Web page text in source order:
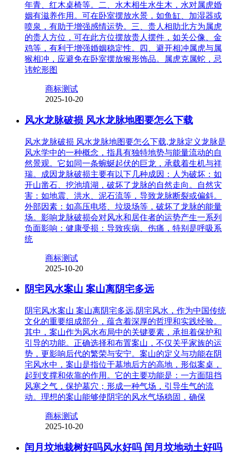
年青、红木桌椅等。二、水木相生水生木，水对属虎婚
姻有滋养作用。可在卧室摆放水景，如鱼缸、加湿器或
喷泉，有助于增强感情运势。三、贵人相助北方为属虎
的贵人方位，可在此方位摆放贵人摆件，如关公像、金
鸡等，有利于增强婚姻稳定性。四、避开相冲属虎与属
猴相冲，应避免在卧室摆放猴形饰品。属虎克属蛇，忌
讳蛇形图
商标测试
2025-10-20
风水龙脉破损 风水龙脉地图要怎么下载
风水龙脉破损 风水龙脉地图要怎么下载,龙脉定义龙脉是
风水学中的一种概念，指具有独特地势与能量流动的自
然景观。它如同一条蜿蜒起伏的巨龙，承载着生机与祥
瑞。成因龙脉破损主要有以下几种成因：人为破坏：如
开山凿石、挖池填湖，破坏了龙脉的自然走向。自然灾
害：如地震、洪水、泥石流等，导致龙脉断裂或偏斜。
外部因素：如高压电塔、垃圾场等，破坏了龙脉的能量
场。影响龙脉破损会对风水和居住者的运势产生一系列
负面影响：健康受损：导致疾病、伤痛，特别是呼吸系
统
商标测试
2025-10-20
阴宅风水案山 案山离阴宅多远
阴宅风水案山 案山离阴宅多远,阴宅风水，作为中国传统
文化的重要组成部分，蕴含着深厚的哲理和实践经验。
其中，案山作为风水布局中的关键要素，承担着保护和
引导的功能。正确选择和布置案山，不仅关乎家族的运
势，更影响后代的繁荣与安宁。案山的定义与功能在阴
宅风水中，案山是指位于墓地后方的高地，形似案桌，
起到支撑和依靠的作用。它的主要功能是：一方面阻挡
风寒之气，保护墓穴；形成一种气场，引导生气的流
动。理想的案山能够使阴宅的风水气场稳固，确保
商标测试
2025-10-20
闰月坟地栽树好吗风水好吗 闰月坟地动土好吗